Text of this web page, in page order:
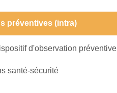
préventives (intra)
d'observation préventive
santé-sécurité